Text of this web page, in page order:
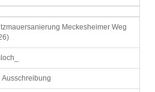
Meckesheimer Weg
Ausschreibung